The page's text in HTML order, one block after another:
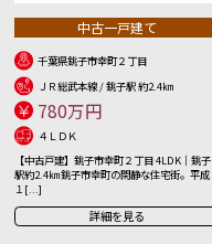
中古一戸建て
千葉県銚子市幸町２丁目
ＪＲ総武本線 / 銚子駅 約2.4㎞
780万円
４ＬＤＫ
【中古戸建】銚子市幸町２丁目 4LDK｜銚子
駅約2.4㎞ 銚子市幸町の閑静な住宅街。平成
１[...]
詳細を見る